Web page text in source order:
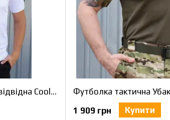
Поло для Поліції вологовідвідна CoolPass біла 60
1 909 грн
Купити